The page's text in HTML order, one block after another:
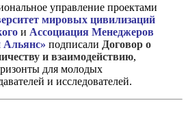
управление проектами
мировых цивилизаций
и Ассоциация Менеджеров
подписали Договор о
и взаимодействию,
для молодых
и исследователей.